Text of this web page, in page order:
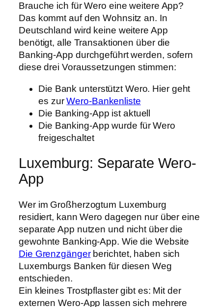
Brauche ich für Wero eine weitere App?
Das kommt auf den Wohnsitz an. In
Deutschland wird keine weitere App
benötigt, alle Transaktionen über die
Banking-App durchgeführt werden, sofern
diese drei Voraussetzungen stimmen:
Die Bank unterstützt Wero. Hier geht
es zurWero-Bankenliste
Die Banking-App ist aktuell
Die Banking-App wurde für Wero
freigeschaltet
Luxemburg: Separate Wero-
App
Wer im Großherzogtum Luxemburg
residiert, kann Wero dagegen nur über eine
separate App nutzen und nicht über die
gewohnte Banking-App. Wie die Website
Die Grenzgängerberichtet, haben sich
Luxemburgs Banken für diesen Weg
entschieden.
Ein kleines Trostpflaster gibt es: Mit der
externen Wero-App lassen sich mehrere